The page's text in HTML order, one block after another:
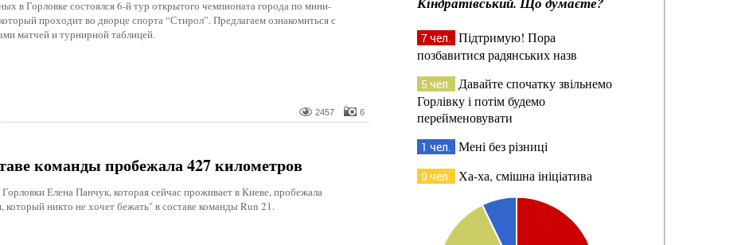
в Горловке состоялся 6-й тур открытого чемпионата города по мини-
проходит во дворце спорта “Стирол”. Предлагаем ознакомиться с
матчей и турнирной таблицей.
2457 6
команды пробежала 427 километров
Елена Панчук, которая сейчас проживает в Киеве, пробежала
никто не хочет бежать" в составе команды Run 21.
7 чел. Підтримую! Пора
позбавитися радянських назв
5 чел. Давайте спочатку звільнемо
Горлівку і потім будемо
перейменовувати
1 чел. Мені без різниці
0 чел. Ха-ха, смішна ініціатива